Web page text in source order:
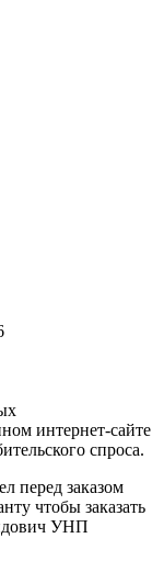
интернет-сайте
спроса.
перед заказом
чтобы заказать
УНП